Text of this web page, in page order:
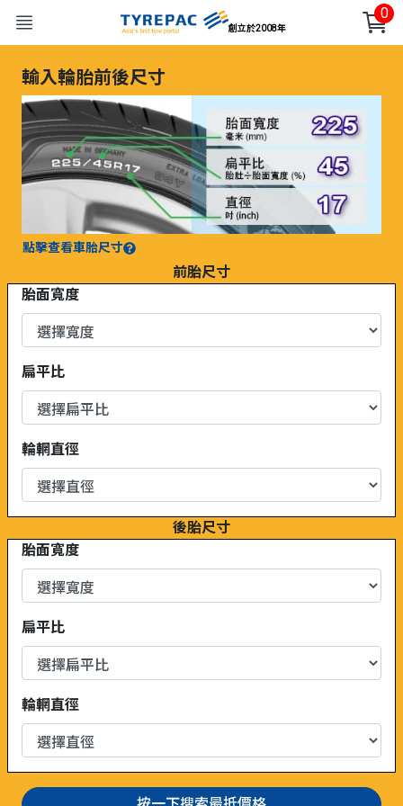
創立於2008年
0
輸入輪胎前後尺寸
點擊查看車胎尺寸
前胎尺寸
胎面寬度
扁平比
輪輞直徑
後胎尺寸
胎面寬度
扁平比
輪輞直徑